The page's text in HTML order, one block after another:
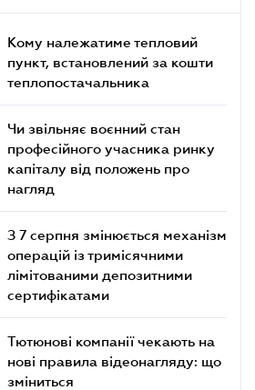
Кому належатиме тепловий
пункт, встановлений за кошти
теплопостачальника
Чи звільняє воєнний стан
професійного учасника ринку
капіталу від положень про
нагляд
З 7 серпня змінюється механізм
операцій із тримісячними
лімітованими депозитними
сертифікатами
Тютюнові компанії чекають на
нові правила відеонагляду: що
зміниться